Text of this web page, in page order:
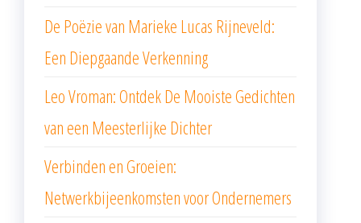
De Poëzie van Marieke Lucas Rijneveld:
Een Diepgaande Verkenning
Leo Vroman: Ontdek De Mooiste Gedichten
van een Meesterlijke Dichter
Verbinden en Groeien:
Netwerkbijeenkomsten voor Ondernemers